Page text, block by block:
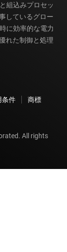
組込みプロセッ
しているグロー
に効率的な電力
れた制御と処理
条件
商標
All rights